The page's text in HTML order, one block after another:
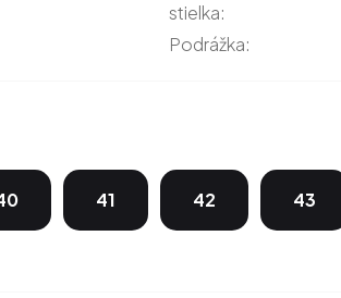
stielka:
Podrážka:
41 42 43